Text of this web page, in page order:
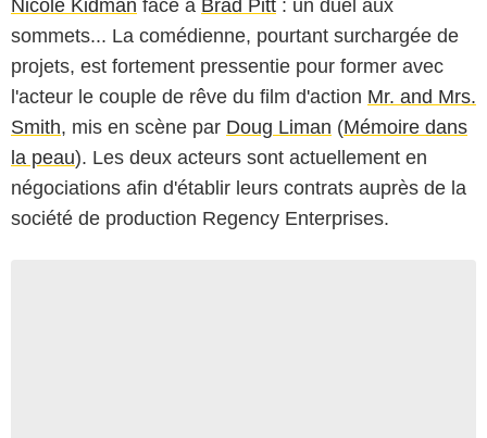
Nicole Kidman face à Brad Pitt : un duel aux
sommets... La comédienne, pourtant surchargée de
projets, est fortement pressentie pour former avec
l'acteur le couple de rêve du film d'action Mr. and Mrs.
Smith, mis en scène par Doug Liman (Mémoire dans
la peau). Les deux acteurs sont actuellement en
négociations afin d'établir leurs contrats auprès de la
société de production Regency Enterprises.